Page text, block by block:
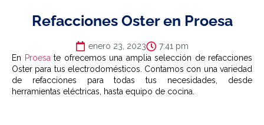
Refacciones Oster en Proesa
enero 23, 2023
7:41 pm
En Proesa te ofrecemos una amplia selección de refacciones
Oster para tus electrodomésticos. Contamos con una variedad
de refacciones para todas tus necesidades, desde
herramientas eléctricas, hasta equipo de cocina.